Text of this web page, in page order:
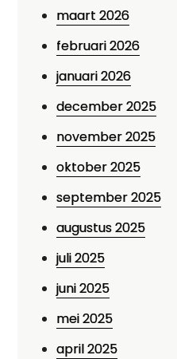
maart 2026
februari 2026
januari 2026
december 2025
november 2025
oktober 2025
september 2025
augustus 2025
juli 2025
juni 2025
mei 2025
april 2025